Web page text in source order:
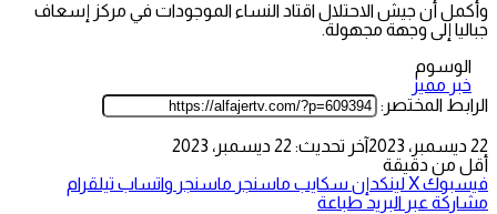
وأكمل أن جيش الاحتلال اقتاد النساء الموجودات في مركز إسعاف
جباليا إلى وجهة مجهولة.
الوسوم
خبر مميز
الرابط المختصر:
22 ديسمبر، 2023
آخر تحديث: 22 ديسمبر، 2023
أقل من دقيقة
فيسبوك‫Xلينكدإن سكايب ماسنجر ماسنجر واتساب تيلقرام
مشاركة عبر البريد طباعة